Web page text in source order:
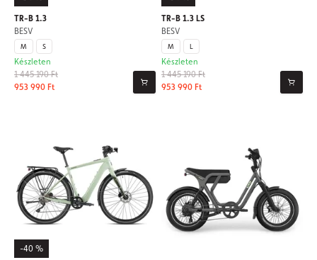
TR-B 1.3
BESV
M S
1 445 190 Ft
953 990 Ft
Készleten
TR-B 1.3 LS
BESV
M L
1 445 190 Ft
953 990 Ft
Készleten
-40 %